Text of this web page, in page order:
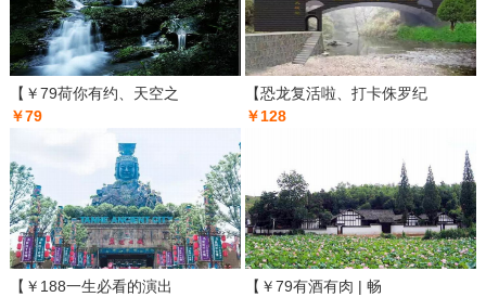
【￥79荷你有约、天空之
￥79
【恐龙复活啦、打卡侏罗纪
￥128
【￥188一生必看的演出
【￥79有酒有肉 | 畅